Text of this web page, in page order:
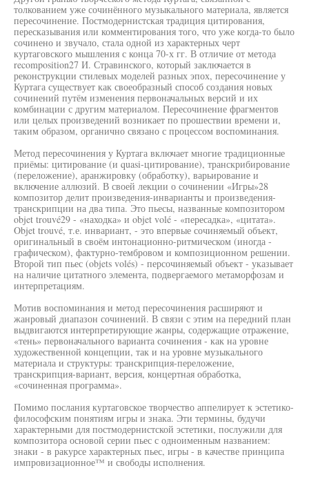
толкованием уже сочинённого музыкального материала, является
пересочинение. Постмодернистская традиция цитирования,
пересказывания или комментирования того, что уже когда-то было
сочинено и звучало, стала одной из характерных черт
куртаговского мышления с конца 70-х гг. В отличие от метода
recomposition27 И. Стравинского, который заключается в
реконструкции стилевых моделей разных эпох, пересочинение у
Куртага существует как своеобразный способ создания новых
сочинений путём изменения первоначальных версий и их
комбинации с другим материалом. Пересочинение фрагментов
или целых произведений возникает по прошествии времени и,
таким образом, органично связано с процессом воспоминания.
Метод пересочинения у Куртага включает многие традиционные
приёмы: цитирование (и quasi-цитирование), транскрибирование
(переложение), аранжировку (обработку), варьирование и
включение аллюзий. В своей лекции о сочинении «Игры»28
композитор делит произведения-инварианты и произведения-
транскрипции на два типа. Это пьесы, названные композитором
objet trouvé29 - «находка» и objet volé - «пересадка», «цитата».
Objet trouvé, т.е. инвариант, - это впервые сочиняемый объект,
оригинальный в своём интонационно-ритмическом (иногда -
графическом), фактурно-тембровом и композиционном решении.
Второй тип пьес (objets volés) - персочиняемый объект - указывает
на наличие цитатного элемента, подвергаемого метаморфозам и
интерпретациям.
Мотив воспоминания и метод пересочинения расширяют и
жанровый диапазон сочинений. В связи с этим на передний план
выдвигаются интерпретирующие жанры, содержащие отражение,
«тень» первоначального варианта сочинения - как на уровне
художественной концепции, так и на уровне музыкального
материала и структуры: транскрипция-переложение,
транскрипция-вариант, версия, концертная обработка,
«сочиненная программа».
Помимо послания куртаговское творчество аппелирует к эстетико-
философским понятиям игры и знака. Эти термины, будучи
характерными для постмодернистской эстетики, послужили для
композитора основой серии пьес с одноименным названием:
знаки - в ракурсе характерных пьес, игры - в качестве принципа
импровизационное™ и свободы исполнения.